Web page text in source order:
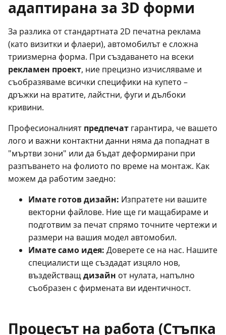
адаптирана за 3D форми
За разлика от стандартната 2D печатна реклама
(като визитки и флаери), автомобилът е сложна
триизмерна форма. При създаването на всеки
рекламен проект, ние прецизно изчисляваме и
съобразяваме всички специфики на купето –
дръжки на вратите, лайстни, фуги и дълбоки
кривини.
Професионалният предпечат гарантира, че вашето
лого и важни контактни данни няма да попаднат в
"мъртви зони" или да бъдат деформирани при
разпъването на фолиото по време на монтаж. Как
можем да работим заедно:
Имате готов дизайн: Изпратете ни вашите
векторни файлове. Ние ще ги мащабираме и
подготвим за печат спрямо точните чертежи и
размери на вашия модел автомобил.
Имате само идея: Доверете се на нас. Нашите
специалисти ще създадат изцяло нов,
въздействащдизайн от нулата, напълно
съобразен с фирмената ви идентичност.
Процесът на работа (Стъпка